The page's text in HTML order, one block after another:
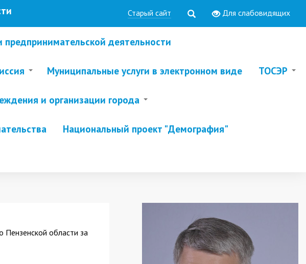
Старый сайт Для слабовидящих
деятельности
Муниципальные услуги в электронном виде ТОСЭР
и организации города
Национальный проект "Демография"
Пензенской области за